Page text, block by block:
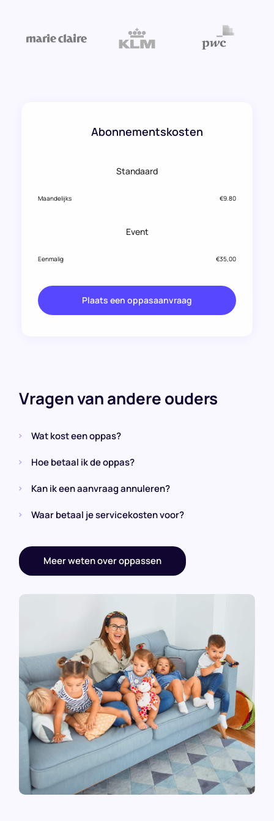
Abonnementskosten
Standaard
Maandelijks €9.80
Event
Eenmalig €35,00
Plaats een oppasaanvraag
Vragen van andere ouders
Wat kost een oppas?
Hoe betaal ik de oppas?
Kan ik een aanvraag annuleren?
Waar betaal je servicekosten voor?
Meer weten over oppassen